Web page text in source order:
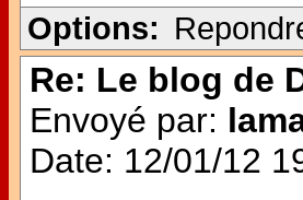
Options:
Re: Le blog de
Envoyé par:
Date: 12/01/12